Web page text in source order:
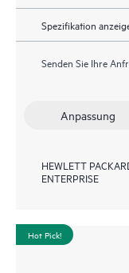
Spezifikation
Senden Sie Ihre
Anpassung
HEWLETT
ENTERPRISE
Hot Pick!